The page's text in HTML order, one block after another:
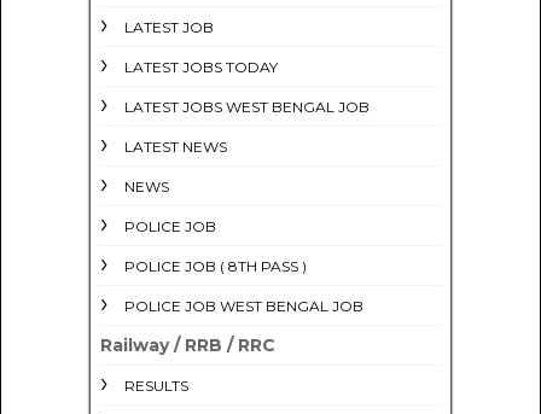
LATEST JOB
LATEST JOBS TODAY
LATEST JOBS WEST BENGAL JOB
LATEST NEWS
NEWS
POLICE JOB
POLICE JOB ( 8TH PASS )
POLICE JOB WEST BENGAL JOB
Railway / RRB / RRC
RESULTS